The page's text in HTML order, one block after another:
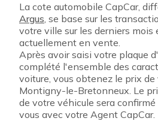
La cote automobile CapCar,
Argus, se base sur les
votre ville sur les derniers mois
actuellement en vente.
Après avoir saisi votre plaque
complété l'ensemble des
voiture, vous obtenez le prix
Montigny-le-Bretonneux. Le
de votre véhicule sera
vous avec votre Agent CapCar.